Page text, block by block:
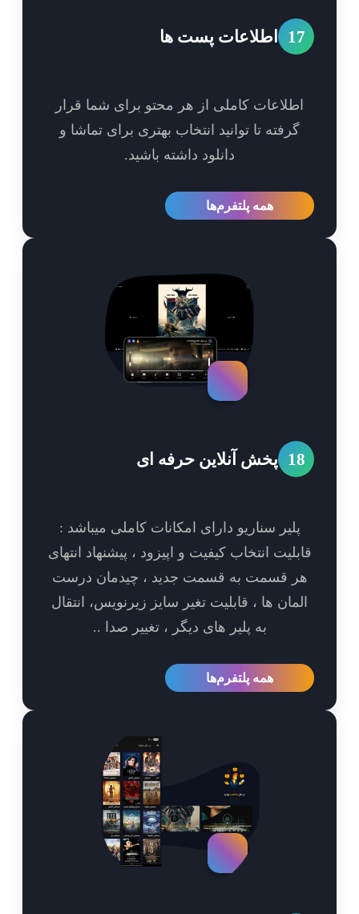
اطلاعات پست ها
کاملی از هر محتو برای شما قرار
گرفته تا توانید انتخاب بهتری برای تماشا و
دانلود داشته باشید.
همه پلتفرم‌ها
پخش آنلاین حرفه ای
پلیر سناریو دارای امکانات کاملی میباشد :
انتخاب کیفیت و اپیزود ، پیشنهاد انتهای
قسمت به قسمت جدید ، چیدمان درست
ها ، قابلیت تغیر سایز زیرنویس، انتقال
به پلیر های دیگر ، تغییر صدا ..
همه پلتفرم‌ها